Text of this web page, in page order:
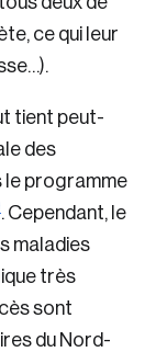
ce qui leur
tient peut-
des
le programme
. Cependant, le
maladies
très
sont
du Nord-